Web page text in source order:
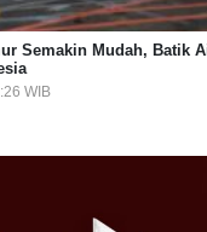
Semakin Mudah, Batik
WIB